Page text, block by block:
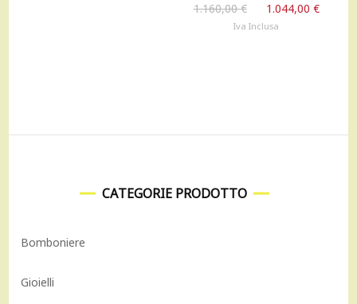
1.160,00€
prezzo
1.044,00 €
Iva Inclusa
CATEGORIE PRODOTTO
Bomboniere
Gioielli